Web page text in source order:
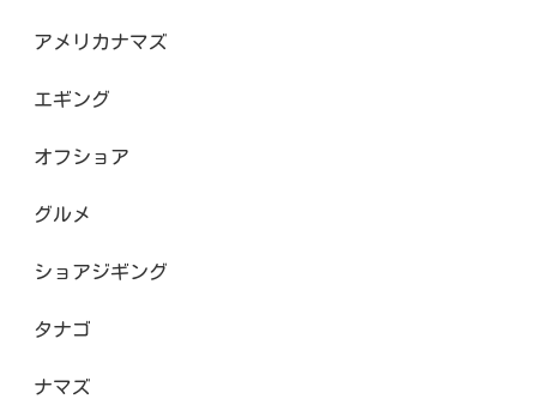
アメリカナマズ
エギング
オフショア
グルメ
ショアジギング
タナゴ
ナマズ